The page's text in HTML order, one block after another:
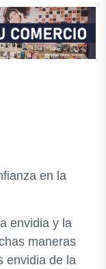
en la
envidia y la
maneras
envidia de la